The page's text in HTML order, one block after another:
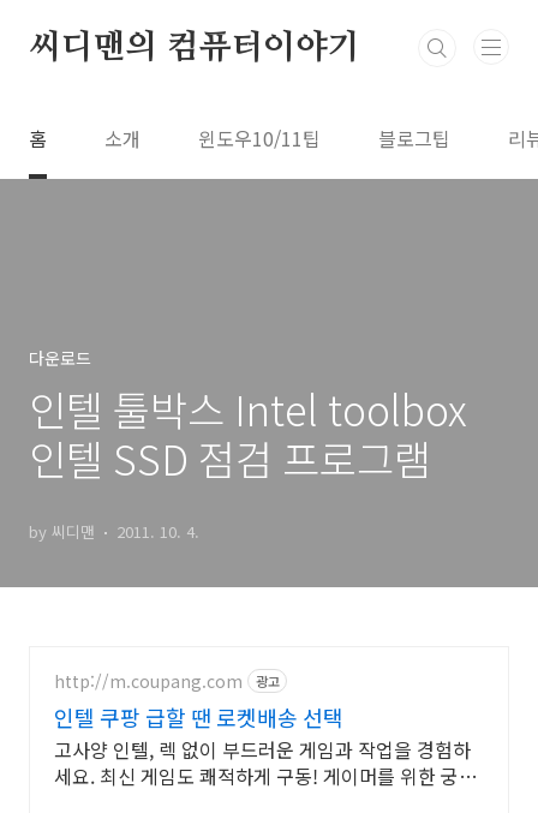
씨디맨의 컴퓨터이야기
홈 소개 윈도우10/11팁 블로그팁 리
다운로드
인텔 툴박스 Intel toolbox
인텔 SSD 점검 프로그램
by 씨디맨 2011. 10. 4.
http://m.coupang.com 광고
인텔 쿠팡 급할 땐 로켓배송 선택
고사양 인텔, 렉 없이 부드러운 게임과 작업을 경험하
세요. 최신 게임도 쾌적하게 구동! 게이머를 위한 궁극